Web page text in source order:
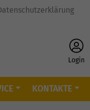
Login
KONTAKTE